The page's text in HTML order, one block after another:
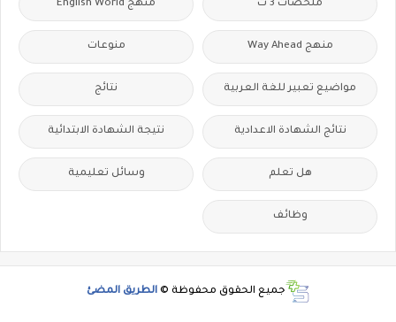
ملخصات 3 ث منهج English World
منهج Way Ahead منوعات
مواضيع تعبير للغة العربية نتائج
نتائج الشهادة الاعدادية نتيجة الشهادة الابتدائية
هل تعلم وسائل تعليمية
وظائف
جميع الحقوق محفوظة © الطريق المضئ